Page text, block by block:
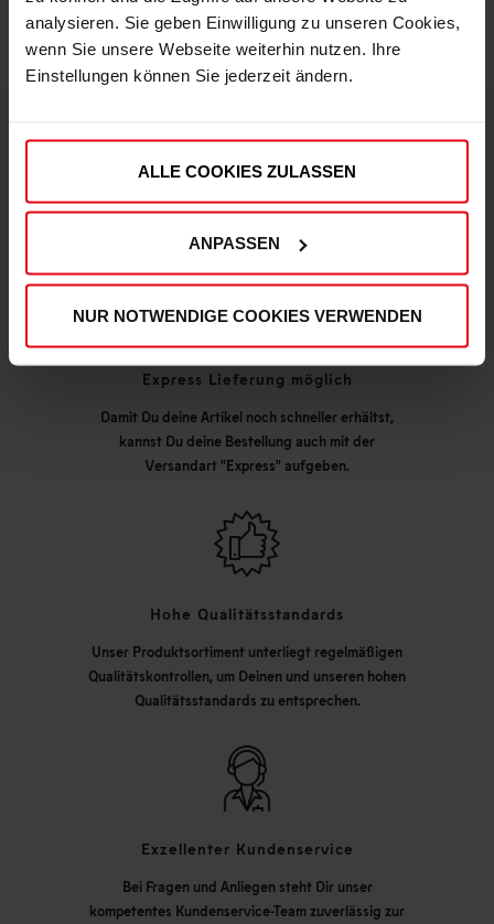
analysieren. Sie geben Einwilligung zu unseren Cookies,
wenn Sie unsere Webseite weiterhin nutzen. Ihre
Einstellungen können Sie jederzeit ändern.
ALLE COOKIES ZULASSEN
ANPASSEN
NUR NOTWENDIGE COOKIES VERWENDEN
DEINE VORTEILE IN UNSEREM SHOP
Express Lieferung möglich
Damit Du deine Artikel noch schneller erhältst,
kannst Du deine Bestellung auch mit der
Versandart "Express" aufgeben.
Hohe Qualitätsstandards
Unser Produktsortiment unterliegt regelmäßigen
Qualitätskontrollen, um Deinen und unseren hohen
Qualitätsstandards zu entsprechen.
Exzellenter Kundenservice
Bei Fragen und Anliegen steht Dir unser
kompetentes Kundenservice-Team zuverlässig zur